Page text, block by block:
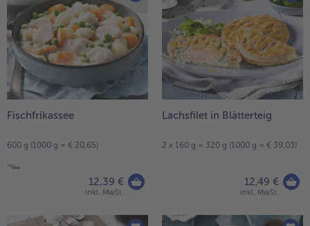
Fischfrikassee
600 g (1000 g = € 20,65)
12,39 €
inkl. MwSt.
Lachsfilet in Blätterteig
2 x 160 g = 320 g (1000 g = € 39,03)
12,49 €
inkl. MwSt.